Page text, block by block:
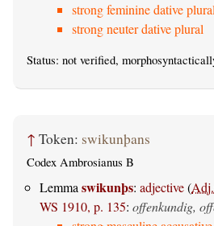
strong feminine dative
strong neuter dative plural
Status: not verified,
↑ Token: swikunþans
Codex Ambrosianus B
Lemma swikunþs: adjective(
WS 1910, p. 135: offenkundig,